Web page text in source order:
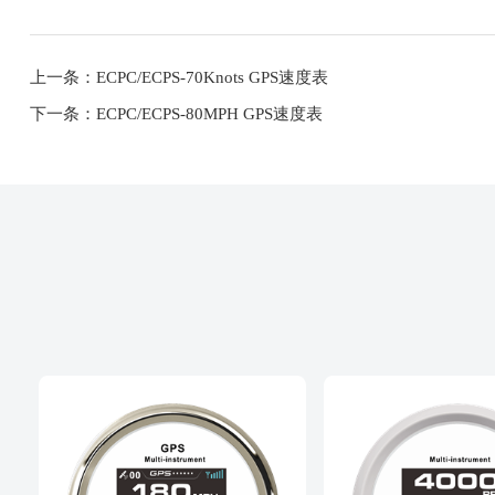
上一条：ECPC/ECPS-70Knots GPS速度表
下一条：ECPC/ECPS-80MPH GPS速度表